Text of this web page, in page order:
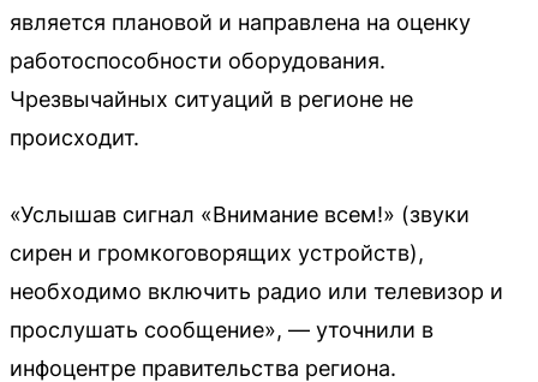
является плановой и направлена на оценку
работоспособности оборудования.
Чрезвычайных ситуаций в регионе не
происходит.
«Услышав сигнал «Внимание всем!» (звуки
сирен и громкоговорящих устройств),
необходимо включить радио или телевизор и
прослушать сообщение», — уточнили в
инфоцентре правительства региона.